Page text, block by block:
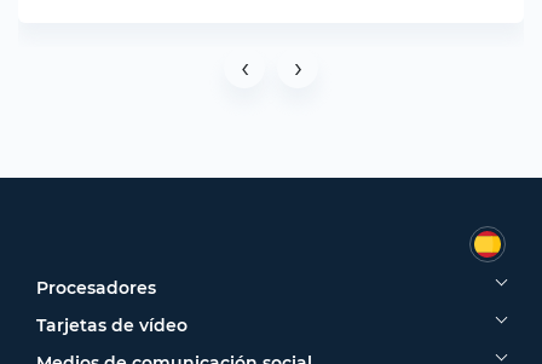
‹ ›
Procesadores
Tarjetas de vídeo